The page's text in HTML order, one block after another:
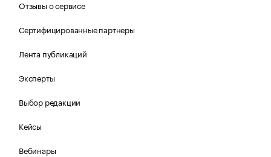
Отзывы о сервисе
Сертифицированные партнеры
Лента публикаций
Эксперты
Выбор редакции
Кейсы
Вебинары